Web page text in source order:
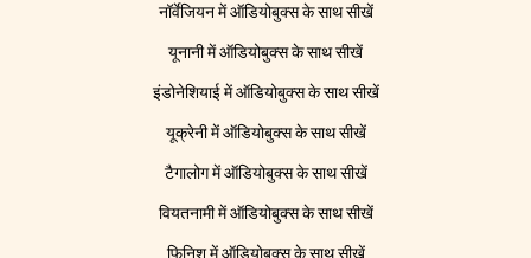
नॉर्वेजियन में ऑडियोबुक्स के साथ सीखें
यूनानी में ऑडियोबुक्स के साथ सीखें
इंडोनेशियाई में ऑडियोबुक्स के साथ सीखें
यूक्रेनी में ऑडियोबुक्स के साथ सीखें
टैगालोग में ऑडियोबुक्स के साथ सीखें
वियतनामी में ऑडियोबुक्स के साथ सीखें
फिनिश में ऑडियोबुक्स के साथ सीखें